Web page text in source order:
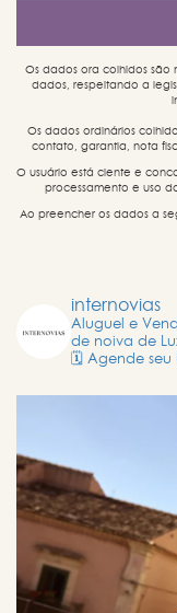
Os dados ora colhidos são
dados, respeitando a
Os dados ordinários
contato, garantia, nota
O usuário está ciente e
processamento e uso
Ao preencher os dados a
internovias
Aluguel e
de noiva de
🗓️ Agende seu